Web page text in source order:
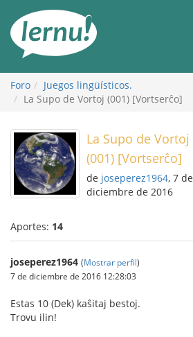
Foro
Juegos lingüísticos.
La Supo de Vortoj (001) [Vortserĉo]
La Supo de Vortoj
(001) [Vortserĉo]
de joseperez1964, 7 de
diciembre de 2016
Aportes: 14
joseperez1964 (Mostrar perfil)
7 de diciembre de 2016 12:28:03
Estas 10 (Dek) kaŝitaj bestoj.
Trovu ilin!